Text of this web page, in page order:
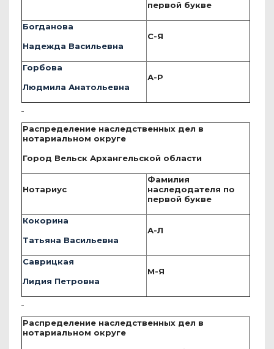
первой букве
Богданова
Надежда Васильевна
С-Я
Горбова
Людмила Анатольевна
А-Р
Распределение наследственных дел в
нотариальном округе
Город Вельск Архангельской области
Нотариус
Фамилия
наследодателя по
первой букве
Кокорина
Татьяна Васильевна
А-Л
Саврицкая
Лидия Петровна
М-Я
Распределение наследственных дел в
нотариальном округе